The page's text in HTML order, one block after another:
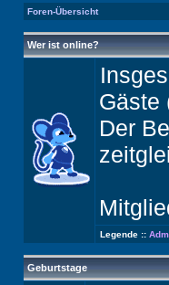
Foren-Übersicht
Wer ist online?
Gäste
Der
Legende ::
Geburtstage